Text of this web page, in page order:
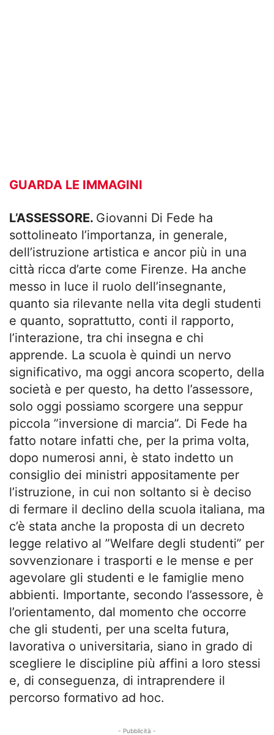
GUARDA LE IMMAGINI
L’ASSESSORE. Giovanni Di Fede ha
sottolineato l’importanza, in generale,
dell’istruzione artistica e ancor più in una
città ricca d’arte come Firenze. Ha anche
messo in luce il ruolo dell’insegnante,
quanto sia rilevante nella vita degli studenti
e quanto, soprattutto, conti il rapporto,
l’interazione, tra chi insegna e chi
apprende. La scuola è quindi un nervo
significativo, ma oggi ancora scoperto, della
società e per questo, ha detto l’assessore,
solo oggi possiamo scorgere una seppur
piccola ”inversione di marcia”. Di Fede ha
fatto notare infatti che, per la prima volta,
dopo numerosi anni, è stato indetto un
consiglio dei ministri appositamente per
l’istruzione, in cui non soltanto si è deciso
di fermare il declino della scuola italiana, ma
c’è stata anche la proposta di un decreto
legge relativo al ”Welfare degli studenti” per
sovvenzionare i trasporti e le mense e per
agevolare gli studenti e le famiglie meno
abbienti. Importante, secondo l’assessore, è
l’orientamento, dal momento che occorre
che gli studenti, per una scelta futura,
lavorativa o universitaria, siano in grado di
scegliere le discipline più affini a loro stessi
e, di conseguenza, di intraprendere il
percorso formativo ad hoc.
- Pubblicità -